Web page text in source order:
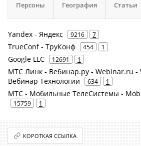
Персоны География Статьи
Yandex - Яндекс 9216 7
TrueConf - ТруКонф 454 1
Google LLC 12691 1
МТС Линк - Вебинар.ру - Webinar.ru -
Вебинар Технологии
634 1
МТС - Мобильные ТелеСистемы -
15759 1
КОРОТКАЯ ССЫЛКА